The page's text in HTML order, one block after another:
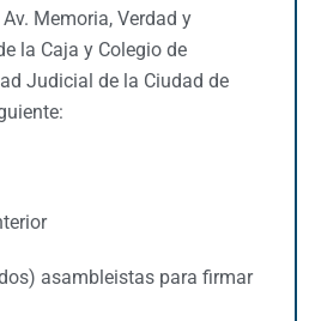
Memoria, Verdad y
la Caja y Colegio de
Judicial de la Ciudad de
asambleistas para firmar